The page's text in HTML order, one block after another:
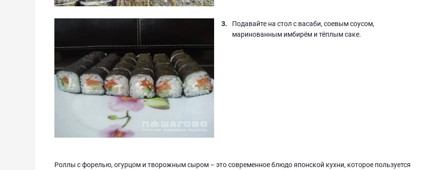
Подавайте на стол с васаби, соевым соусом,
маринованным имбирём и тёплым саке.
Роллы с форелью, огурцом и творожным сыром – это современное блюдо японской кухни, которое пользуется